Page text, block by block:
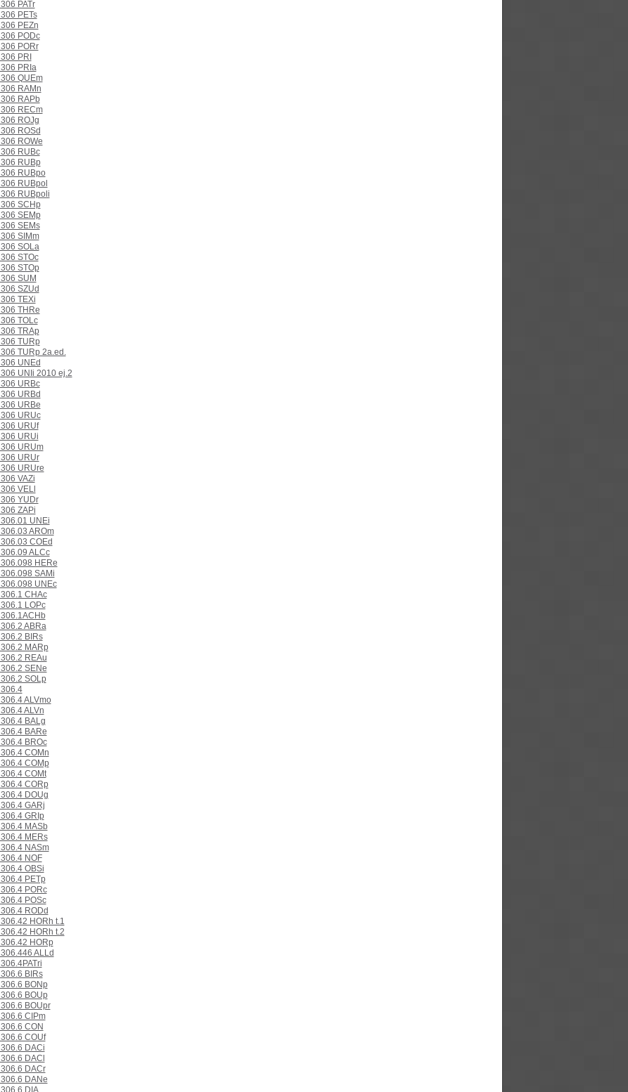
306 PATr
306 PETs
306 PEZn
306 PODc
306 PORr
306 PRI
306 PRIa
306 QUEm
306 RAMn
306 RAPb
306 RECm
306 ROJg
306 ROSd
306 ROWe
306 RUBc
306 RUBp
306 RUBpo
306 RUBpol
306 RUBpoli
306 SCHp
306 SEMp
306 SEMs
306 SIMm
306 SOLa
306 STOc
306 STOp
306 SUM
306 SZUd
306 TEXi
306 THRe
306 TOLc
306 TRAp
306 TURp
306 TURp 2a.ed.
306 UNEd
306 UNIi 2010 ej.2
306 URBc
306 URBd
306 URBe
306 URUc
306 URUf
306 URUi
306 URUm
306 URUr
306 URUre
306 VAZi
306 VELl
306 YUDr
306 ZAPi
306.01 UNEi
306.03 AROm
306.03 COEd
306.09 ALCc
306.098 HERe
306.098 SAMi
306.098 UNEc
306.1 CHAc
306.1 LOPc
306.1ACHb
306.2 ABRa
306.2 BIRs
306.2 MARp
306.2 REAu
306.2 SENe
306.2 SOLp
306.4
306.4 ALVmo
306.4 ALVn
306.4 BALg
306.4 BARe
306.4 BROc
306.4 COMn
306.4 COMp
306.4 COMt
306.4 CORp
306.4 DOUg
306.4 GARj
306.4 GRIp
306.4 MASb
306.4 MERs
306.4 NASm
306.4 NOF
306.4 OBSi
306.4 PETp
306.4 PORc
306.4 POSc
306.4 RODd
306.42 HORh t.1
306.42 HORh t.2
306.42 HORp
306.446 ALLd
306.4PATri
306.6 BIRs
306.6 BONp
306.6 BOUp
306.6 BOUpr
306.6 CIPm
306.6 CON
306.6 COUf
306.6 DACi
306.6 DACl
306.6 DACr
306.6 DANe
306.6 DIA